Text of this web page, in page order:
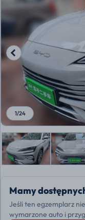
1/24
Mamy
Jeśli ten egzemplarz
wymarzone auto i